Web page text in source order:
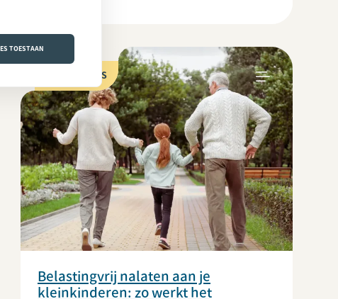
MIJN ERFENIS
Belastingvrij nalaten aan je
kleinkinderen: zo werkt het
TOESTAAN